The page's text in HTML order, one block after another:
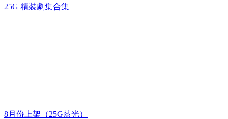
25G 精裝劇集合集
8月份上架（25G藍光）